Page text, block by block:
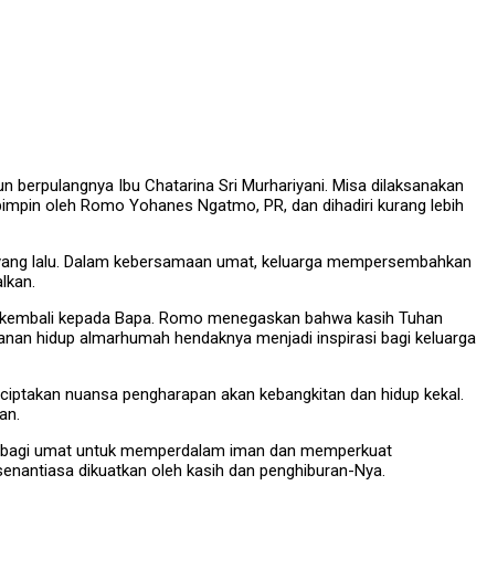
Ibu Chatarina Sri Murhariyani. Misa dilaksanakan
oleh Romo Yohanes Ngatmo, PR, dan dihadiri kurang lebih
lalu. Dalam kebersamaan umat, keluarga mempersembahkan
kepada Bapa. Romo menegaskan bahwa kasih Tuhan
hidup almarhumah hendaknya menjadi inspirasi bagi keluarga
nuansa pengharapan akan kebangkitan dan hidup kekal.
umat untuk memperdalam iman dan memperkuat
dikuatkan oleh kasih dan penghiburan-Nya.